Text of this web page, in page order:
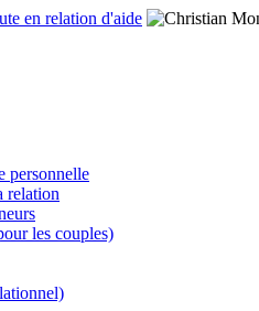
personnelle
relation
les couples)